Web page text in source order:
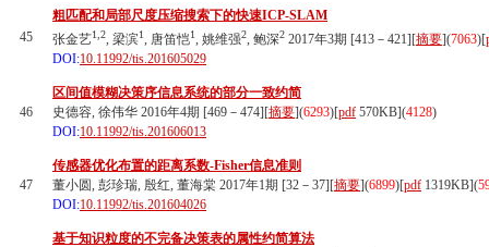
45
粗匹配和局部尺度压缩搜索下的快速ICP-SLAM
张金艺1,2, 梁滨1, 唐笛恺1, 姚维强2, 鲍深2 2017年3期 [413－421][摘要](7063)[
DOI:10.11992/tis.201605029
46
区间值模糊决策序信息系统的部分一致约简
史德容, 徐伟华 2016年4期 [469－474][摘要](6293)[pdf 570KB](4128)
DOI:10.11992/tis.201606013
47
传感器优化布置的距离系数-Fisher信息准则
董小圆, 彭珍瑞, 殷红, 董海棠 2017年1期 [32－37][摘要](6899)[pdf 1319KB](
DOI:10.11992/tis.201604026
基于知识粒度的不完备决策表的属性约简算法